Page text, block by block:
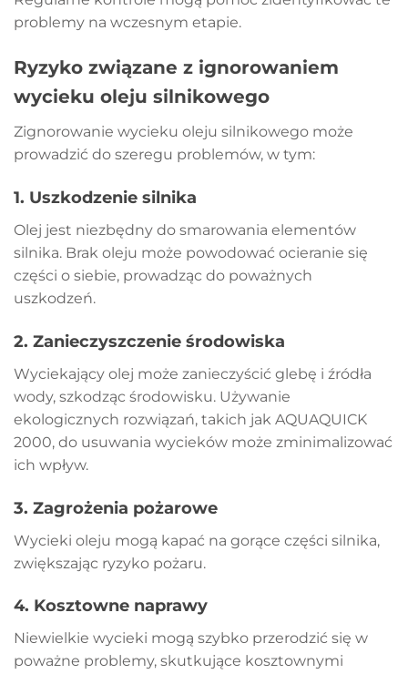
problemy na wczesnym etapie.
Ryzyko związane z ignorowaniem
wycieku oleju silnikowego
Zignorowanie wycieku oleju silnikowego może
prowadzić do szeregu problemów, w tym:
1. Uszkodzenie silnika
Olej jest niezbędny do smarowania elementów
silnika. Brak oleju może powodować ocieranie się
części o siebie, prowadząc do poważnych
uszkodzeń.
2. Zanieczyszczenie środowiska
Wyciekający olej może zanieczyścić glebę i źródła
wody, szkodząc środowisku. Używanie
ekologicznych rozwiązań, takich jak AQUAQUICK
2000, do usuwania wycieków może zminimalizować
ich wpływ.
3. Zagrożenia pożarowe
Wycieki oleju mogą kapać na gorące części silnika,
zwiększając ryzyko pożaru.
4. Kosztowne naprawy
Niewielkie wycieki mogą szybko przerodzić się w
poważne problemy, skutkujące kosztownymi